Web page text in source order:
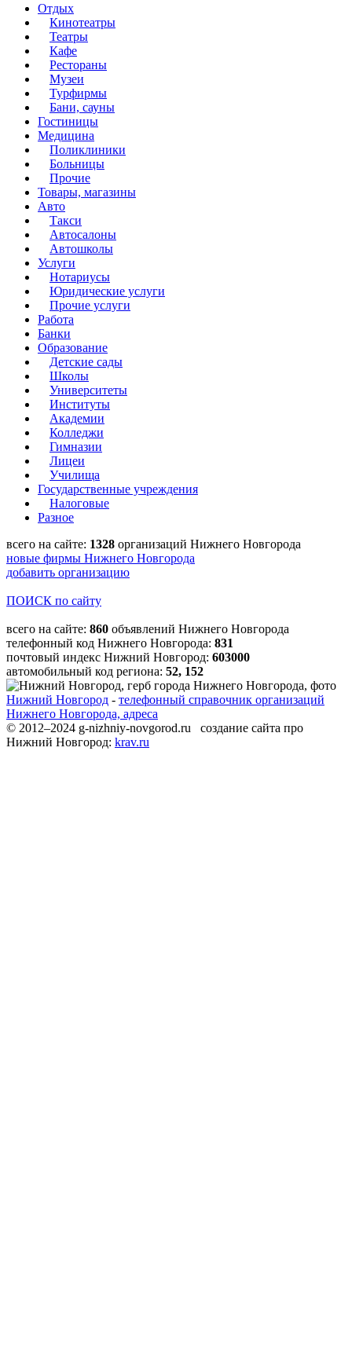
Отдых
Кинотеатры
Театры
Кафе
Рестораны
Музеи
Турфирмы
Бани, сауны
Гостиницы
Медицина
Поликлиники
Больницы
Прочие
Товары, магазины
Авто
Такси
Автосалоны
Автошколы
Услуги
Нотариусы
Юридические услуги
Прочие услуги
Работа
Банки
Образование
Детские сады
Школы
Университеты
Институты
Академии
Колледжи
Гимназии
Лицеи
Училища
Государственные учреждения
Налоговые
Разное
всего на сайте: 1328 организаций Нижнего Новгорода
новые фирмы Нижнего Новгорода
добавить организацию
ПОИСК по сайту
всего на сайте: 860 объявлений Нижнего Новгорода
телефонный код Нижнего Новгорода: 831
почтовый индекс Нижний Новгород: 603000
автомобильный код региона: 52, 152
Нижний Новгород - телефонный справочник организаций
Нижнего Новгорода, адреса
© 2012–2024 g-nizhniy-novgorod.ru создание сайта про
Нижний Новгород: krav.ru